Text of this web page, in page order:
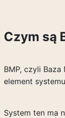
Czym są
BMP, czyli
element
System ten ma